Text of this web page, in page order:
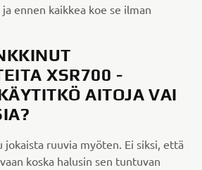
ennen kaikkea koe se ilman
XSR700 -
AITOJA VAI
jokaista ruuvia myöten. Ei siksi, että
koska halusin sen tuntuvan